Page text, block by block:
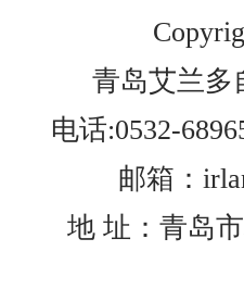
青岛艾兰多
电话:0532-
邮箱：
地 址：青岛